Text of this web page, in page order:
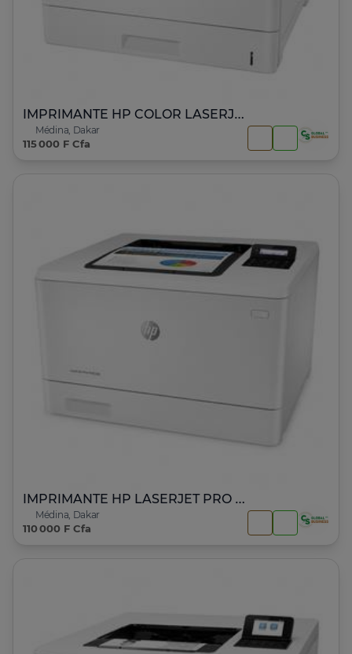
IMPRIMANTE HP COLOR LASERJET ENTERPRISE M553
Médina, Dakar
115 000 F Cfa
IMPRIMANTE HP LASERJET PRO M452dn
Médina, Dakar
110 000 F Cfa